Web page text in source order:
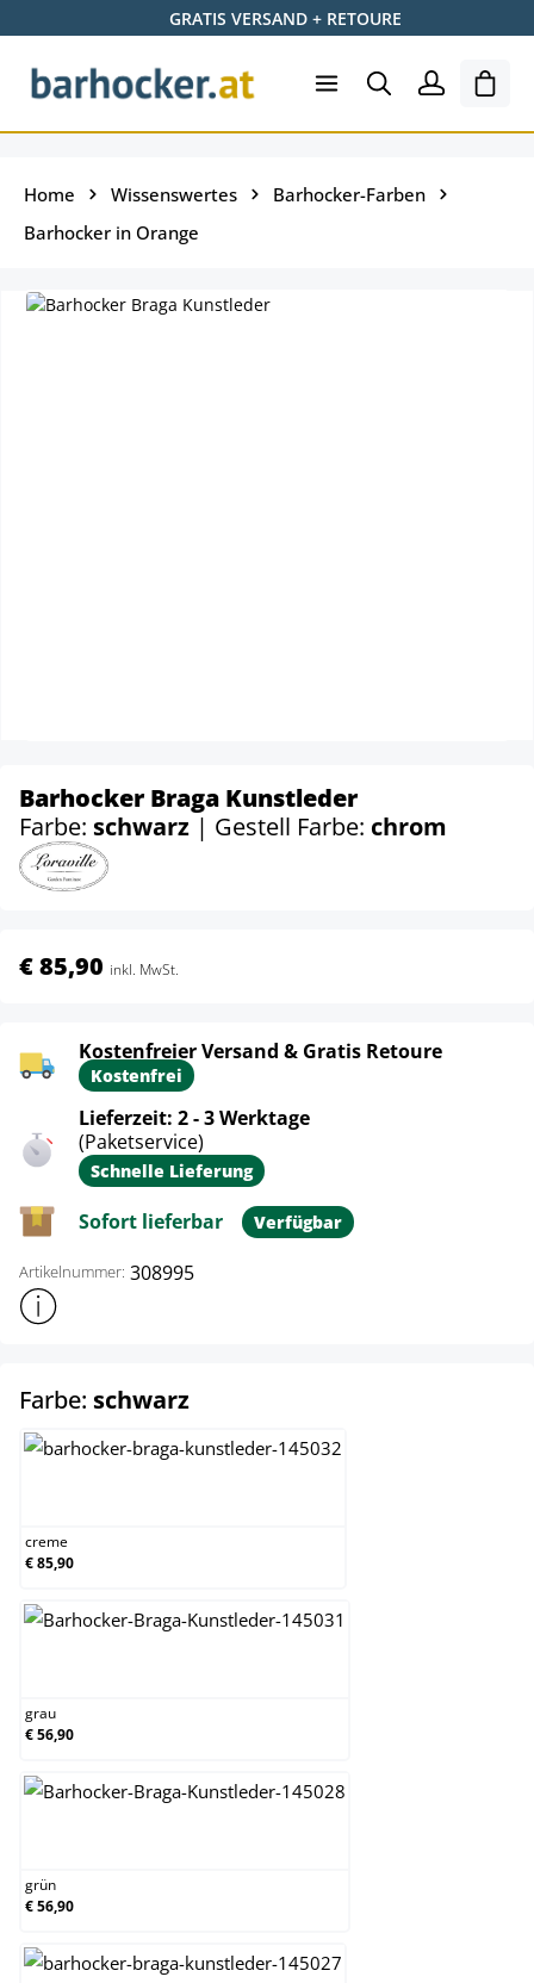
Zum Hauptinhalt springenGRATIS VERSAND + RETOURE
Home Wissenswertes
Barhocker-Farben
Barhocker in Orange
Barhocker Braga Kunstleder
Farbe: schwarz | Gestell Farbe: chrom
€ 85,90 inkl. MwSt.
Kostenfreier Versand & Gratis Retoure
Kostenfrei
Lieferzeit: 2 - 3 Werktage
(Paketservice)
Schnelle Lieferung
Sofort lieferbar Verfügbar
Artikelnummer: 308995
Weitere Produktinformationen anzeigen
Farbe: schwarzauswählen
creme
€ 85,90
grau
€ 56,90
grün
€ 56,90